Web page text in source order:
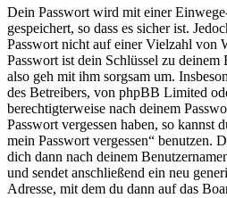
Dein Passwort wird mit einer
gespeichert, so dass es sicher ist.
Passwort nicht auf einer Vielzahl von
Passwort ist dein Schlüssel zu
also geh mit ihm sorgsam um.
des Betreibers, von phpBB Limited
berechtigterweise nach deinem
Passwort vergessen haben, so kannst
mein Passwort vergessen“ benutzen.
dich dann nach deinem
und sendet anschließend ein neu
Adresse, mit dem du dann auf das